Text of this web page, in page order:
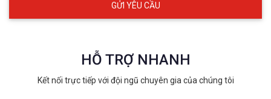
kính cũng như bảo vệ mắt tốt hơn. Bởi nếu bạn không tìm hiểu
mà sử dụng kính sai cách, sai mục đích sẽ gây ra những thương
tổn không đáng có cho mắt.
HỖ TRỢ NHANH
Kết nối trực tiếp với đội ngũ chuyên gia của chúng tôi